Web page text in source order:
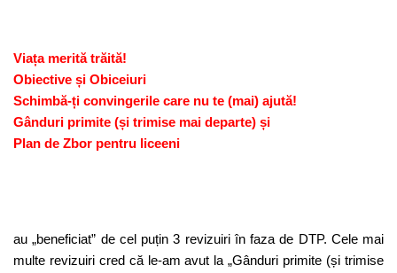
Viața merită trăită!
Obiective și Obiceiuri
Schimbă-ți convingerile care nu te (mai) ajută!
Gânduri primite (și trimise mai departe) și
Plan de Zbor pentru liceeni
au „beneficiat” de cel puțin 3 revizuiri în faza de DTP. Cele mai
multe revizuiri cred că le-am avut la „Gânduri primite (și trimise